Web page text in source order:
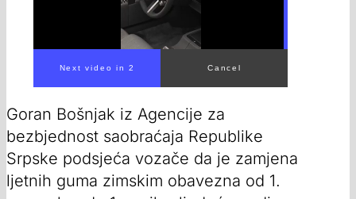
00:00/ 00:43
Goran Bošnjak iz Agencije za
bezbjednost saobraćaja Republike
Srpske podsjeća vozače da je zamjena
ljetnih guma zimskim obavezna od 1.